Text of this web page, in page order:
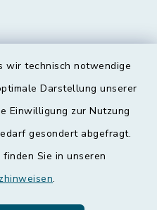
wir technisch notwendige
Darstellung unserer
Einwilligung zur Nutzung
gesondert abgefragt.
Sie in unseren
.